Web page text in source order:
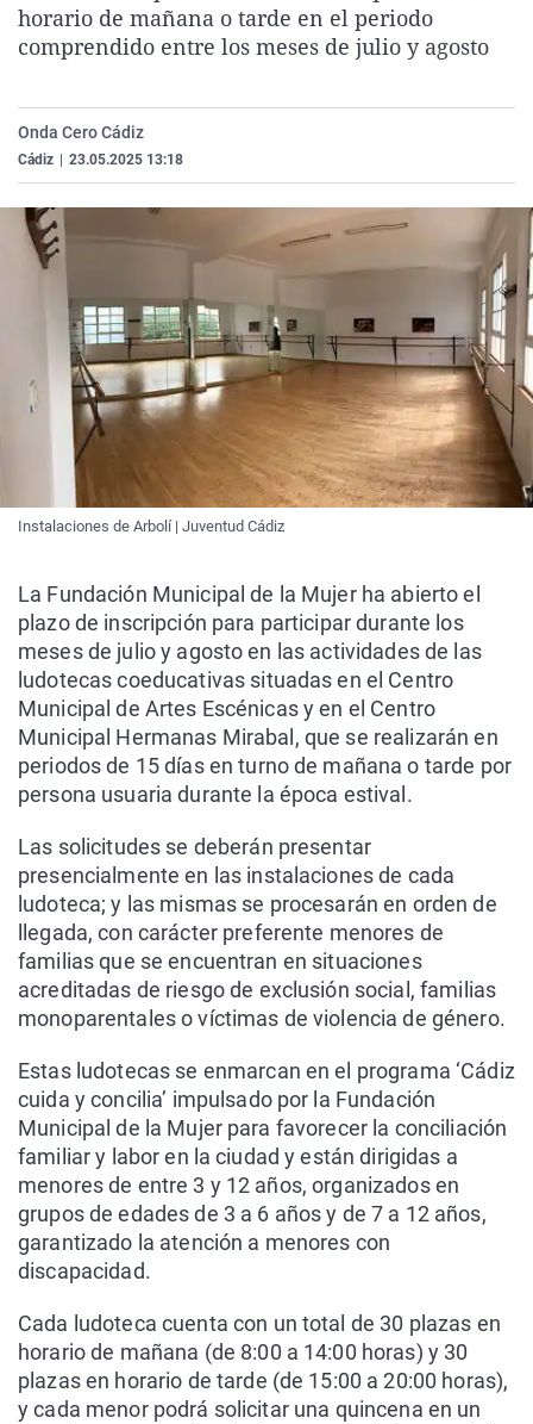
La rosa de los vientos
Gente viajera
Como el perro y el
Caso
Retornados
Equipo de
Extremadura
Galicia
La Rioja
País Vasco
Virales
Televisión
Elecciones
horario de mañana o tarde en el periodo
comprendido entre los meses de julio y agosto
Onda Cero Cádiz
Cádiz 23.05.2025 13:18
Instalaciones de Arbolí | Juventud Cádiz
La Fundación Municipal de la Mujer ha abierto el
plazo de inscripción para participar durante los
meses de julio y agosto en las actividades de las
ludotecas coeducativas situadas en el Centro
Municipal de Artes Escénicas y en el Centro
Municipal Hermanas Mirabal, que se realizarán en
periodos de 15 días en turno de mañana o tarde por
persona usuaria durante la época estival.
Las solicitudes se deberán presentar
presencialmente en las instalaciones de cada
ludoteca; y las mismas se procesarán en orden de
llegada, con carácter preferente menores de
familias que se encuentran en situaciones
acreditadas de riesgo de exclusión social, familias
monoparentales o víctimas de violencia de género.
Estas ludotecas se enmarcan en el programa ‘Cádiz
cuida y concilia’ impulsado por la Fundación
Municipal de la Mujer para favorecer la conciliación
familiar y labor en la ciudad y están dirigidas a
menores de entre 3 y 12 años, organizados en
grupos de edades de 3 a 6 años y de 7 a 12 años,
garantizado la atención a menores con
discapacidad.
Cada ludoteca cuenta con un total de 30 plazas en
horario de mañana (de 8:00 a 14:00 horas) y 30
plazas en horario de tarde (de 15:00 a 20:00 horas),
y cada menor podrá solicitar una quincena en un